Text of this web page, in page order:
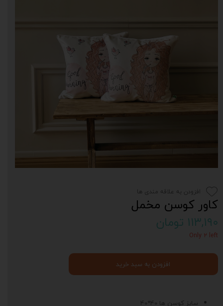
کاور کوسن مخمل
۱۱۳,۱۹۰ تومان
Only ۲ left
سایز کوسن ها 40*40
افزودن به سبد خرید
افزودن به علاقه مندی ها